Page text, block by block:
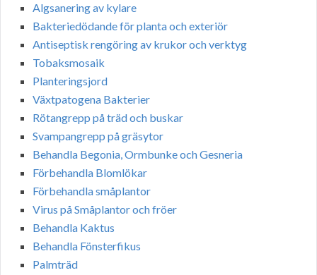
Algsanering av kylare
Bakteriedödande för planta och exteriör
Antiseptisk rengöring av krukor och verktyg
Tobaksmosaik
Planteringsjord
Växtpatogena Bakterier
Rötangrepp på träd och buskar
Svampangrepp på gräsytor
Behandla Begonia, Ormbunke och Gesneria
Förbehandla Blomlökar
Förbehandla småplantor
Virus på Småplantor och fröer
Behandla Kaktus
Behandla Fönsterfikus
Palmträd